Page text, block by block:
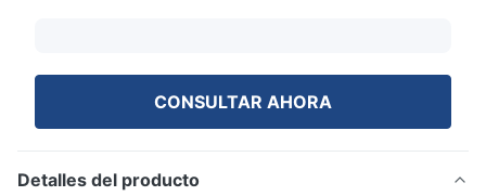
CONSULTAR AHORA
Detalles del producto